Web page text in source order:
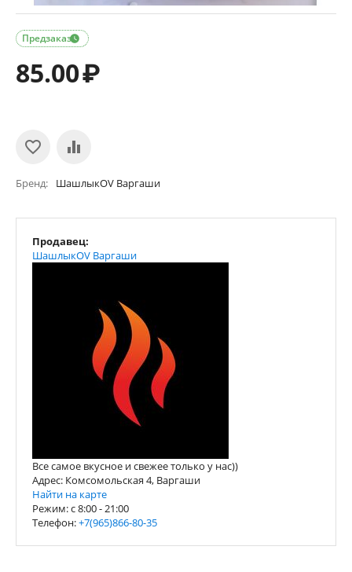

Предзаказ
85.00₽
Бренд ШашлыкOV Варгаши
Продавец:
ШашлыкOV Варгаши
Все самое вкусное и свежее только у нас))
Адрес: Комсомольская 4, Варгаши
Найти на карте
Режим: c 8:00 - 21:00
Телефон:+7(965)866-80-35